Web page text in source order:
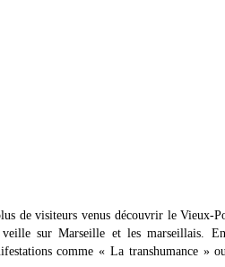
de visiteurs venus découvrir le Vieux-
sur Marseille et les marseillais.
comme « La transhumance »